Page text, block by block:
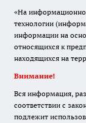
«На
технологии
информации на
относящихся к
находящихся на
Внимание!
Вся информация,
соответствии с
подлежит